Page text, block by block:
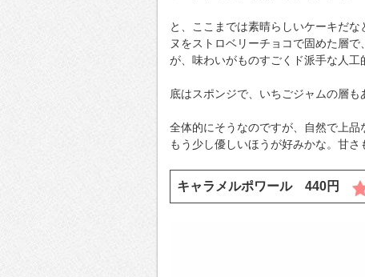
と、ここまでは素晴らしいケーキだ
ヌをストロベリーチョコで固めた層
が、味わいがものすごくド派手な人工
底はスポンジで、いちごジャムの層も
全体的にそうなのですが、自然で上品
もう少し優しいほうが好みかな。甘さ
キャラメルポワール 440円